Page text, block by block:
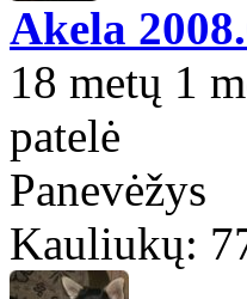
Akela
18 metų 1
patelė
Panevėžys
Kauliukų: